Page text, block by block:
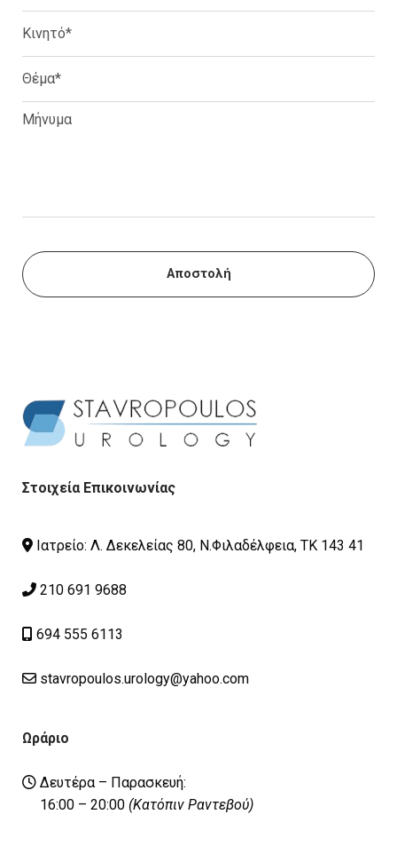
Αποστολή
Στοιχεία Επικοινωνίας
Ιατρείο: Λ. Δεκελείας 80, Ν.Φιλαδέλφεια, ΤΚ 143 41
210 691 9688
694 555 6113
stavropoulos.urology@yahoo.com
Ωράριο
Δευτέρα – Παρασκευή:
16:00 – 20:00 (Κατόπιν Ραντεβού)